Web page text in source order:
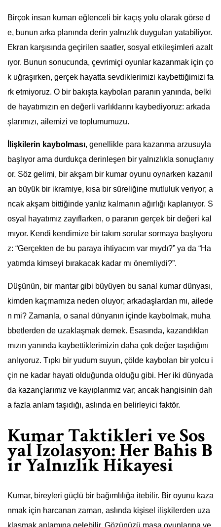
Birçok insan kumarı eğlenceli bir kaçış yolu olarak görse d
e, bunun arka planında derin yalnızlık duyguları yatabiliyor.
Ekran karşısında geçirilen saatler, sosyal etkileşimleri azalt
ıyor. Bunun sonucunda, çevrimiçi oyunlar kazanmak için ço
k uğraşırken, gerçek hayatta sevdiklerimizi kaybettiğimizi fa
rk etmiyoruz. O bir bakışta kaybolan paranın yanında, belki
de hayatımızın en değerli varlıklarını kaybediyoruz: arkada
şlarımızı, ailemizi ve toplumumuzu.
İlişkilerin kaybolması, genellikle para kazanma arzusuyla
başlıyor ama durdukça derinleşen bir yalnızlıkla sonuçlanıy
or. Söz gelimi, bir akşam bir kumar oyunu oynarken kazanıl
an büyük bir ikramiye, kısa bir süreliğine mutluluk veriyor; a
ncak akşam bittiğinde yanlız kalmanın ağırlığı kaplanıyor. S
osyal hayatımız zayıflarken, o paranın gerçek bir değeri kal
mıyor. Kendi kendimize bir takım sorular sormaya başlıyoru
z: “Gerçekten de bu paraya ihtiyacım var mıydı?” ya da “Ha
yatımda kimseyi bırakacak kadar mı önemliydi?”.
Düşünün, bir mantar gibi büyüyen bu sanal kumar dünyası,
kimden kaçmamıza neden oluyor; arkadaşlardan mı, ailede
n mi? Zamanla, o sanal dünyanın içinde kaybolmak, muha
bbetlerden de uzaklaşmak demek. Esasında, kazandıkları
mızın yanında kaybettiklerimizin daha çok değer taşıdığını
anlıyoruz. Tıpkı bir yudum suyun, çölde kaybolan bir yolcu i
çin ne kadar hayati olduğunda olduğu gibi. Her iki dünyada
da kazançlarımız ve kayıplarımız var; ancak hangisinin dah
a fazla anlam taşıdığı, aslında en belirleyici faktör.
Kumar Taktikleri ve Sos
yal İzolasyon: Her Bahis B
ir Yalnızlık Hikayesi
Kumar, bireyleri güçlü bir bağımlılığa itebilir. Bir oyunu kaza
nmak için harcanan zaman, aslında kişisel ilişkilerden uza